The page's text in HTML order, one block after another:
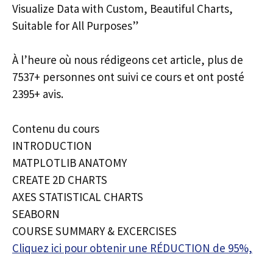
Visualize Data with Custom, Beautiful Charts,
Suitable for All Purposes”
À l’heure où nous rédigeons cet article, plus de
7537+ personnes ont suivi ce cours et ont posté
2395+ avis.
Contenu du cours
INTRODUCTION
MATPLOTLIB ANATOMY
CREATE 2D CHARTS
AXES STATISTICAL CHARTS
SEABORN
COURSE SUMMARY & EXCERCISES
Cliquez ici pour obtenir une RÉDUCTION de 95%,